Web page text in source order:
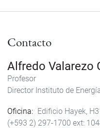
Contacto
Alfredo Valarezo
Profesor
Director Instituto de
Oficina
Edificio Hayek,
(+593 2) 297-1700